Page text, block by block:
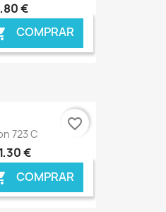
€
COMPRAR
€ ONLINE
723 C
€
COMPRAR
favorite_border